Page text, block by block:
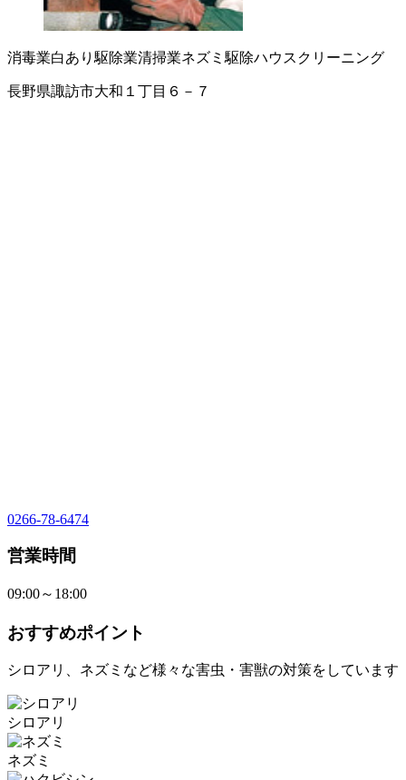
消毒業白あり駆除業清掃業ネズミ駆除ハウスクリーニング
長野県諏訪市大和１丁目６－７
0266-78-6474
営業時間
09:00～18:00
おすすめポイント
シロアリ、ネズミなど様々な害虫・害獣の対策をしています
シロアリ
ネズミ